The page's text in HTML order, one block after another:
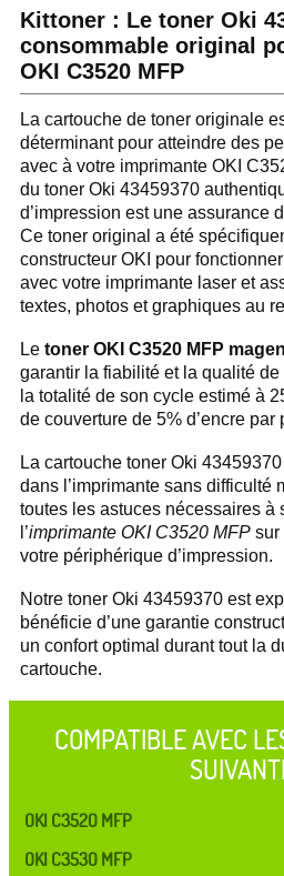
Kittoner : Le toner Oki
consommable original
OKI C3520 MFP
La cartouche de toner originale
déterminant pour atteindre des
avec à votre imprimante OKI
du toner Oki 43459370
d’impression est une assurance
Ce toner original a été
constructeur OKI pour
avec votre imprimante laser et
textes, photos et graphiques au
Le toner OKI C3520 MFP
garantir la fiabilité et la qualité
la totalité de son cycle estimé à
de couverture de 5% d’encre par
La cartouche toner Oki
dans l’imprimante sans difficulté
toutes les astuces nécessaires à
l’imprimante OKI C3520 MFP sur
votre périphérique d’impression.
Notre toner Oki 43459370 est
bénéficie d’une garantie
un confort optimal durant tout la
cartouche.
COMPATIBLE AVEC
OKI C3520 MFP
OKI C3530 MFP